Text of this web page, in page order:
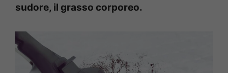
sudore, il grasso corporeo.